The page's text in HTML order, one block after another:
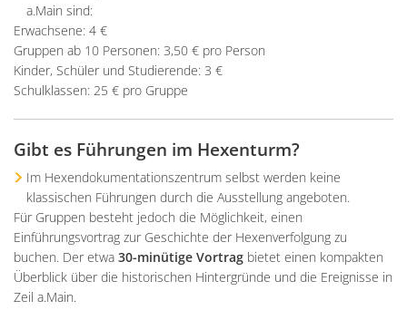
a.Main sind:
Erwachsene: 4 €
Gruppen ab 10 Personen: 3,50 € pro Person
Kinder, Schüler und Studierende: 3 €
Schulklassen: 25 € pro Gruppe
Gibt es Führungen im Hexenturm?
Im Hexendokumentationszentrum selbst werden keine
klassischen Führungen durch die Ausstellung angeboten.
Für Gruppen besteht jedoch die Möglichkeit, einen
Einführungsvortrag zur Geschichte der Hexenverfolgung zu
buchen. Der etwa 30-minütige Vortrag bietet einen kompakten
Überblick über die historischen Hintergründe und die Ereignisse in
Zeil a.Main.